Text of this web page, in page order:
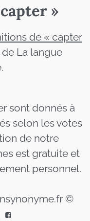
»
de « capter
La langue
sont donnés à
selon les votes
de notre
est gratuite et
personnel.
©